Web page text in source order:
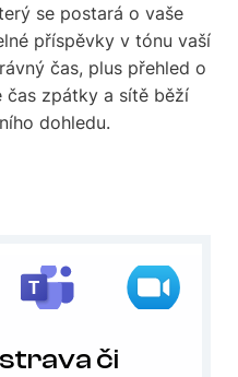
se postará o vaše
příspěvky v tónu vaší
čas, plus přehled o
čas zpátky a sítě běží
dohledu.
či